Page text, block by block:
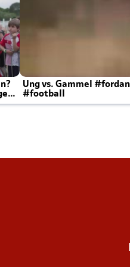
Ung vs. Gammel
#football